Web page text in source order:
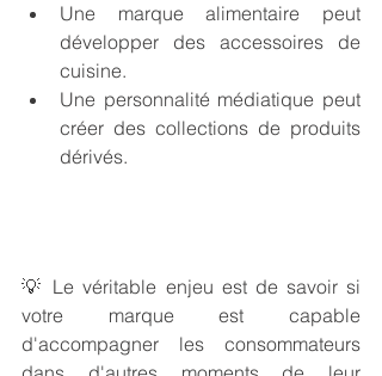
Une marque alimentaire peut
développer des accessoires de
cuisine.
Une personnalité médiatique peut
créer des collections de produits
dérivés.
💡 Le véritable enjeu est de savoir si
votre marque est capable
d'accompagner les consommateurs